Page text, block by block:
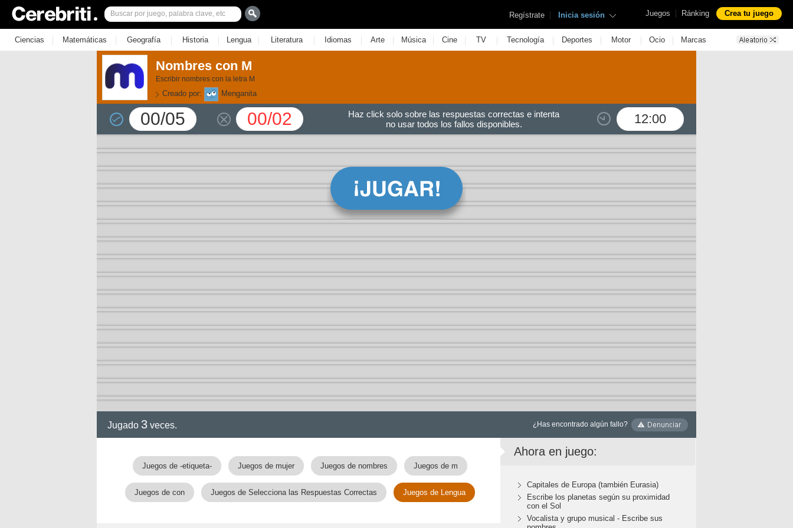
Juegos | Ránking Crea tu juego
Regístrate | Inicia sesión
Ciencias | Matemáticas | Geografía | Historia | Lengua | Literatura | Idiomas | Arte | Música | Cine | TV | Tecnología | Deportes | Motor | Ocio | Marcas
Nombres con M
Escribir nombres con la letra M
Creado por: Menganita
00/05 00/02 12:00
Haz click solo sobre las respuestas correctas e intenta
no usar todos los fallos disponibles.
Jugado 3 veces. ¿Has encontrado algún fallo?
Juegos de -etiqueta- Juegos de mujer Juegos de nombres Juegos de m
Juegos de con Juegos de Selecciona las Respuestas Correctas Juegos de Lengua
Ahora en juego:
Capitales de Europa (también Eurasia)
Escribe los planetas según su proximidad
con el Sol
Vocalista y grupo musical - Escribe sus